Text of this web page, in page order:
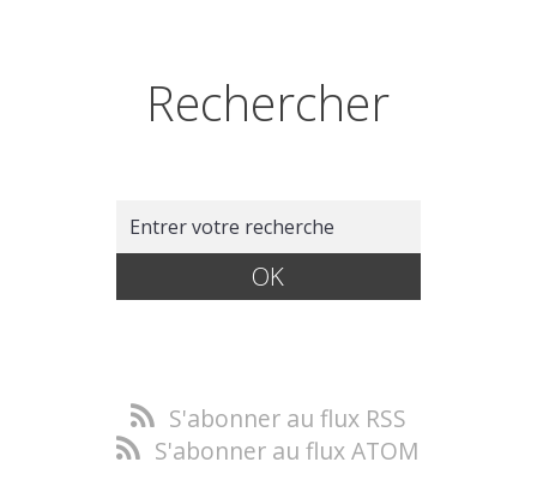
Rechercher
S'abonner au flux RSS
S'abonner au flux ATOM